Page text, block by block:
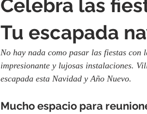
Celebra las
Tu escapada
No hay nada como pasar las fiestas
impresionante y lujosas instalaciones.
escapada esta Navidad y Año Nuevo.
Mucho espacio para